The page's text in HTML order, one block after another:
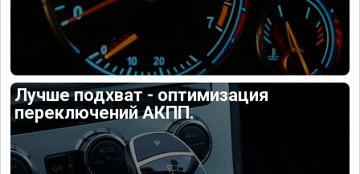
Лучше подхват - оптимизация
переключений АКПП.